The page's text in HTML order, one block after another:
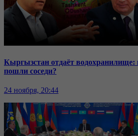
Кыргызстан отдаёт водохранилище:
пошли соседи?
24 ноября, 20:44